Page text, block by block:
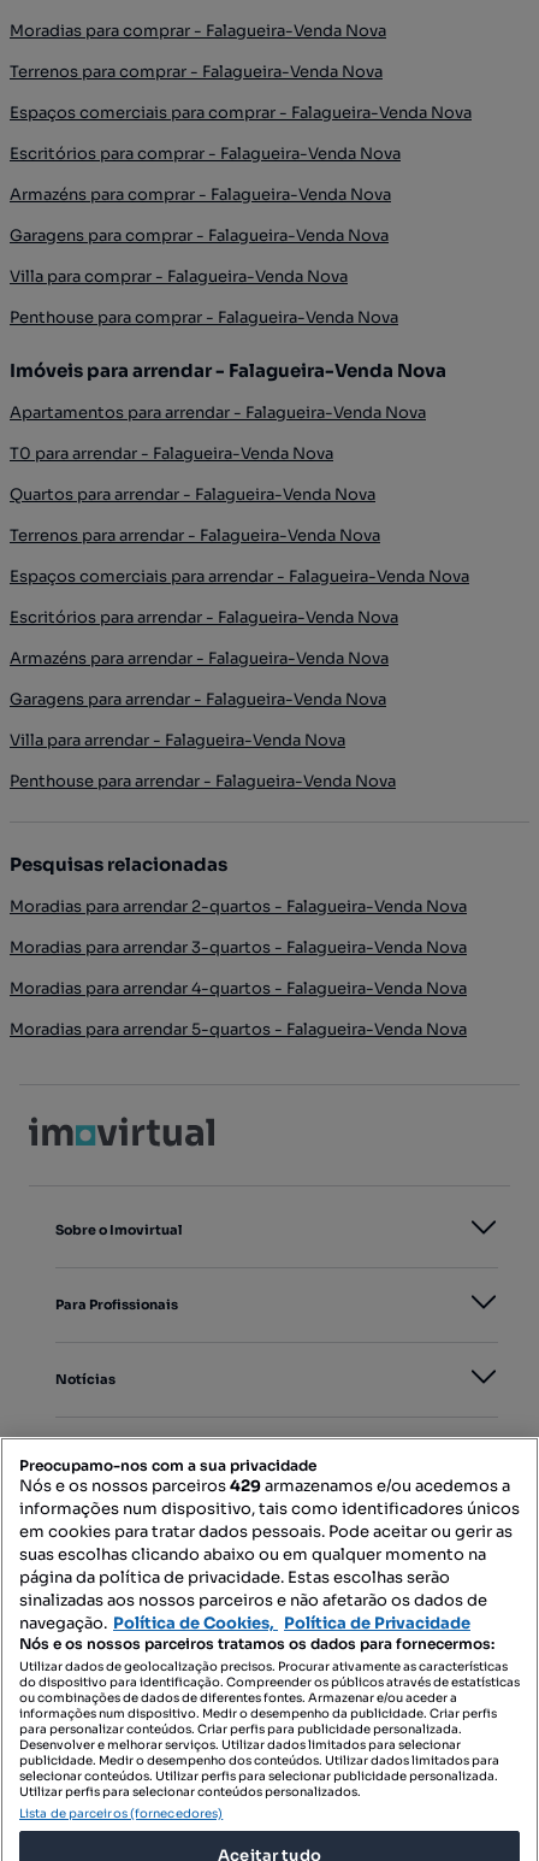
Moradias para comprar - Falagueira-Venda Nova
Terrenos para comprar - Falagueira-Venda Nova
Espaços comerciais para comprar - Falagueira-Venda Nova
Escritórios para comprar - Falagueira-Venda Nova
Armazéns para comprar - Falagueira-Venda Nova
Garagens para comprar - Falagueira-Venda Nova
Villa para comprar - Falagueira-Venda Nova
Penthouse para comprar - Falagueira-Venda Nova
Imóveis para arrendar - Falagueira-Venda Nova
Apartamentos para arrendar - Falagueira-Venda Nova
T0 para arrendar - Falagueira-Venda Nova
Quartos para arrendar - Falagueira-Venda Nova
Terrenos para arrendar - Falagueira-Venda Nova
Espaços comerciais para arrendar - Falagueira-Venda Nova
Escritórios para arrendar - Falagueira-Venda Nova
Armazéns para arrendar - Falagueira-Venda Nova
Garagens para arrendar - Falagueira-Venda Nova
Villa para arrendar - Falagueira-Venda Nova
Penthouse para arrendar - Falagueira-Venda Nova
Pesquisas relacionadas
Moradias para arrendar 2-quartos - Falagueira-Venda Nova
Moradias para arrendar 3-quartos - Falagueira-Venda Nova
Moradias para arrendar 4-quartos - Falagueira-Venda Nova
Moradias para arrendar 5-quartos - Falagueira-Venda Nova
Sobre o Imovirtual
Para Profissionais
Notícias
Mapa do Site
Contacte-nos
SIGA-NOS:
DESCARREGAR NA:
Preocupamo-nos com a sua privacidade
Nós e os nossos parceiros429armazenamos e/ou acedemos a
informações num dispositivo, tais como identificadores únicos
em cookies para tratar dados pessoais. Pode aceitar ou gerir as
suas escolhas clicando abaixo ou em qualquer momento na
página da política de privacidade. Estas escolhas serão
sinalizadas aos nossos parceiros e não afetarão os dados de
navegação. Política de Cookies, Política de Privacidade
Nós e os nossos parceiros tratamos os dados para fornecermos:
Utilizar dados de geolocalização precisos. Procurar ativamente as características
do dispositivo para identificação. Compreender os públicos através de estatísticas
ou combinações de dados de diferentes fontes. Armazenar e/ou aceder a
informações num dispositivo. Medir o desempenho da publicidade. Criar perfis
para personalizar conteúdos. Criar perfis para publicidade personalizada.
Desenvolver e melhorar serviços. Utilizar dados limitados para selecionar
publicidade. Medir o desempenho dos conteúdos. Utilizar dados limitados para
selecionar conteúdos. Utilizar perfis para selecionar publicidade personalizada.
Utilizar perfis para selecionar conteúdos personalizados.
Lista de parceiros (fornecedores)
Aceitar tudo